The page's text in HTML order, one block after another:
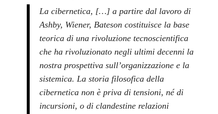
La cibernetica, […] a partire dal lavoro di
Ashby, Wiener, Bateson costituisce la base
teorica di una rivoluzione tecnoscientifica
che ha rivoluzionato negli ultimi decenni la
nostra prospettiva sull’organizzazione e la
sistemica. La storia filosofica della
cibernetica non è priva di tensioni, né di
incursioni, o di clandestine relazioni